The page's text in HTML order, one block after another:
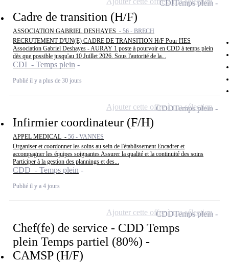
Cadre de transition (H/F)
ASSOCIATION GABRIEL DESHAYES - 56 - BRECH
RECRUTEMENT D'UN(E) CADRE DE TRANSITION H/F Pour l'IES
Association Gabriel Deshayes - AURAY 1 poste à pourvoir en CDD à temps plein
dès que possible jusqu'au 10 Juillet 2026. Sous l'autorité de la...
CDI - Temps plein
Publié il y a plus de 30 jours
CDITemps plein
Infirmier coordinateur (F/H)
APPEL MEDICAL - 56 - VANNES
Organiser et coordonner les soins au sein de l'établissement Encadrer et
accompagner les équipes soignantes Assurer la qualité et la continuité des soins
Participer à la gestion des plannings et des...
CDD - Temps plein
Publié il y a 4 jours
CDDTemps plein
Ajouter cette offre à ma sélection
Chef(fe) de service - CDD Temps
plein Temps partiel (80%) -
CAMSP (H/F)
CDDTemps plein
Ajouter cette offre à ma sélection